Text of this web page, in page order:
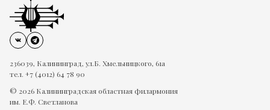
236039, Калининград, ул.Б. Хмельницкого, 61а
тел. +7 (4012) 64 78 90
© 2026 Калининградская областная филармония
им. Е.Ф. Светланова